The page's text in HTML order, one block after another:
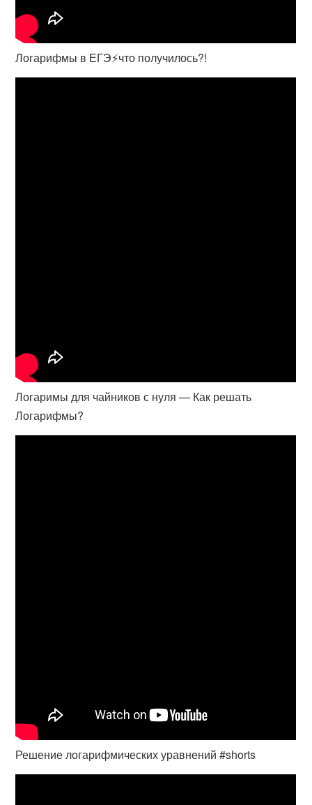
Логарифмы в ЕГЭ⚡️что получилось?!
Логаримы для чайников с нуля — Как решать
Логарифмы?
Решение логарифмических уравнений #shorts